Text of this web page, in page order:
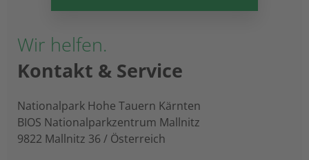
Wir helfen.
Kontakt & Service
Nationalpark Hohe Tauern Kärnten
BIOS Nationalparkzentrum Mallnitz
9822 Mallnitz 36 / Österreich